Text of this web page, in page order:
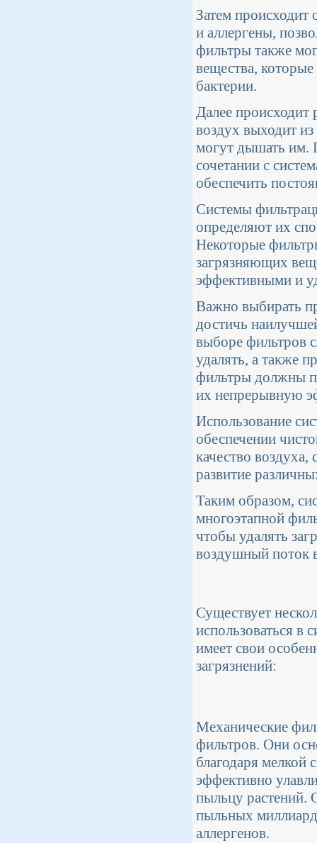
Затем происходит
и аллергены,
фильтры также
вещества,
бактерии.
Далее
воздух выходит
могут дышать им.
сочетании с
обеспечить
Системы
определяют их
Некоторые
загрязняющих
эффективными и
Важно выбирать
достичь
выборе фильтров
удалять, а также
фильтры должны
их непрерывную
Использование
обеспечении
качество воздуха,
развитие
Таким образом,
многоэтапной
чтобы удалять
воздушный поток
Существует
использоваться в
имеет свои
загрязнений:
Механические
фильтров. Они
благодаря мелкой
эффективно
пыльцу растений.
пыльных
аллергенов.